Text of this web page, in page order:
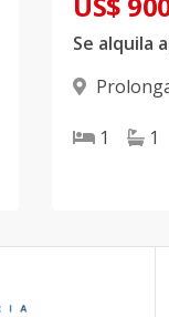
1
1